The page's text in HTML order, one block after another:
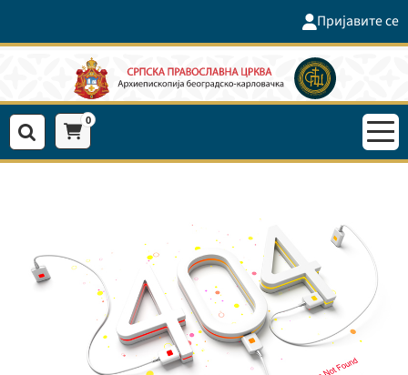
Пријавите се
0